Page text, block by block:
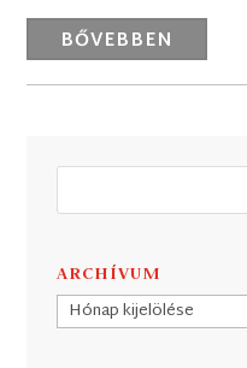
BŐVEBBEN
ARCHÍVUM
Archívum